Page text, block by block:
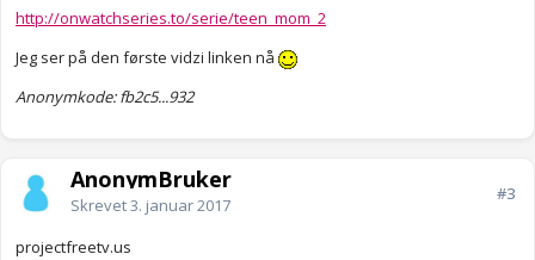
http://onwatchseries.to/serie/teen_mom_2
Jeg ser på den første vidzi linken nå
Anonymkode: fb2c5...932
AnonymBruker
Skrevet3. januar 2017
#3
projectfreetv.us